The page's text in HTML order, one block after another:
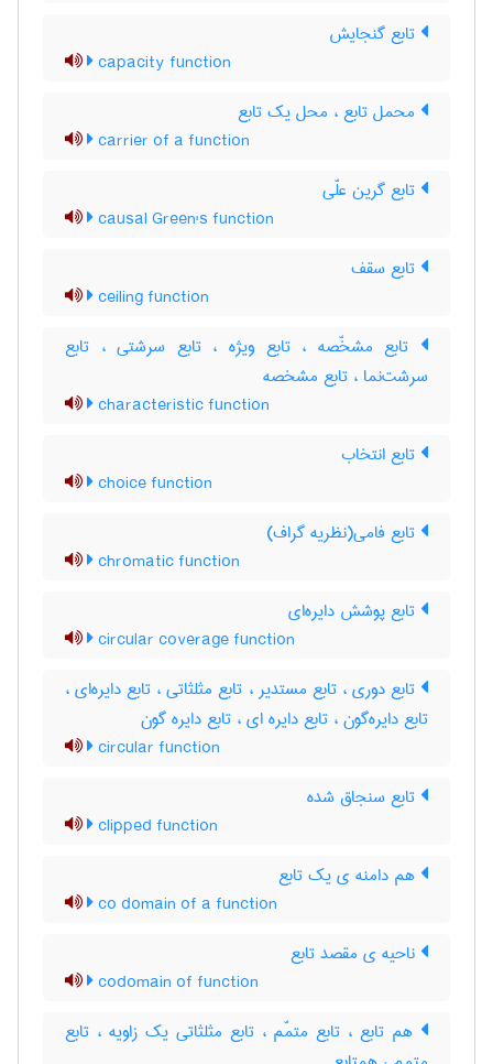
تابع گنجایش
capacity function
محمل تابع ، محل یک تابع
carrier of a function
تابع گرین علّی
causal Green's function
تابع سقف
ceiling function
تابع مشخّصه ، تابع ویژه ، تابع سرشتی ، تابع
سرشت‌نما ، تابع مشخصه
characteristic function
تابع انتخاب
choice function
تابع فامی(نظریه گراف)
chromatic function
تابع پوشش دایره‌ای
circular coverage function
تابع دوری ، تابع مستدیر ، تابع مثلثاتی ، تابع دایره‌ای ،
تابع دایره‌گون ، تابع دایره ای ، تابع دایره گون
circular function
تابع سنجاق شده
clipped function
هم دامنه ی یک تابع
co domain of a function
ناحیه ی مقصد تابع
codomain of function
هم تابع ، تابع متمّم ، تابع مثلثاتی یک زاویه ، تابع